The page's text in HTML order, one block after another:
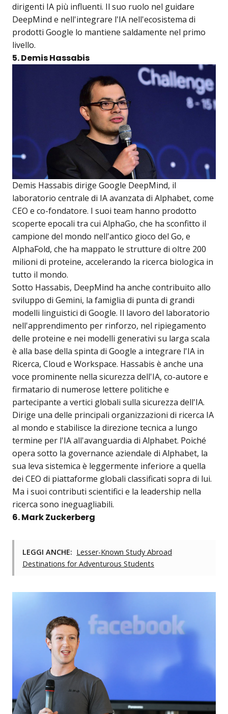
dirigenti IA più influenti. Il suo ruolo nel guidare
DeepMind e nell'integrare l'IA nell'ecosistema di
prodotti Google lo mantiene saldamente nel primo
livello.
5. Demis Hassabis
Demis Hassabis dirige Google DeepMind, il
laboratorio centrale di IA avanzata di Alphabet, come
CEO e co-fondatore. I suoi team hanno prodotto
scoperte epocali tra cui AlphaGo, che ha sconfitto il
campione del mondo nell'antico gioco del Go, e
AlphaFold, che ha mappato le strutture di oltre 200
milioni di proteine, accelerando la ricerca biologica in
tutto il mondo.
Sotto Hassabis, DeepMind ha anche contribuito allo
sviluppo di Gemini, la famiglia di punta di grandi
modelli linguistici di Google. Il lavoro del laboratorio
nell'apprendimento per rinforzo, nel ripiegamento
delle proteine e nei modelli generativi su larga scala
è alla base della spinta di Google a integrare l'IA in
Ricerca, Cloud e Workspace. Hassabis è anche una
voce prominente nella sicurezza dell'IA, co-autore e
firmatario di numerose lettere politiche e
partecipante a vertici globali sulla sicurezza dell'IA.
Dirige una delle principali organizzazioni di ricerca IA
al mondo e stabilisce la direzione tecnica a lungo
termine per l'IA all'avanguardia di Alphabet. Poiché
opera sotto la governance aziendale di Alphabet, la
sua leva sistemica è leggermente inferiore a quella
dei CEO di piattaforme globali classificati sopra di lui.
Ma i suoi contributi scientifici e la leadership nella
ricerca sono ineguagliabili.
6. Mark Zuckerberg
LEGGI ANCHE: Lesser-Known Study Abroad
Destinations for Adventurous Students